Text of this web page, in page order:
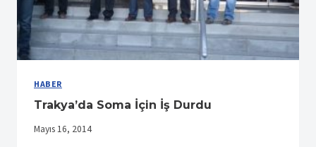
HABER
Trakya’da Soma İçin İş Durdu
Mayıs 16, 2014